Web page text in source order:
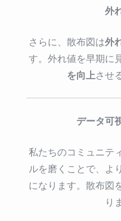
外
さらに、散布図は外
す。外れ値を早期に
を向上させ
データ可
私たちのコミュニテ
ルを磨くことで、よ
になります。散布図
り